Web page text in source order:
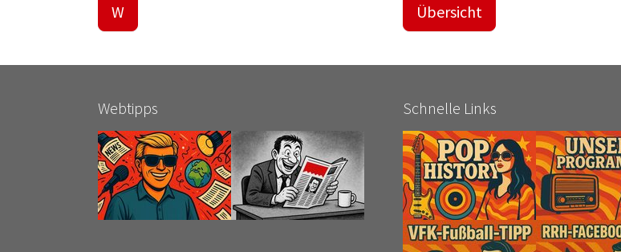
W Übersicht
Webtipps Schnelle Links